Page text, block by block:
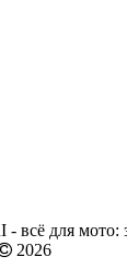
всё для мото:
2026